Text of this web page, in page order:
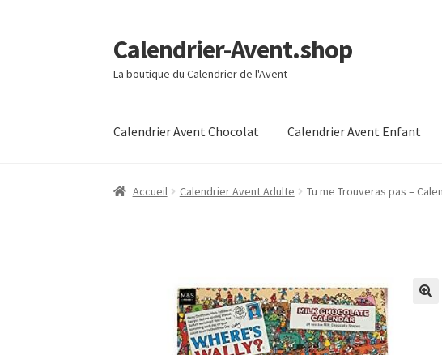
Aller
à
la
Aller
au
contenu
Calendrier-Avent.shop
La boutique du Calendrier de l'Avent
Calendrier Avent Chocolat Calendrier Avent Enfant
Accueil Boutique Mon compte Page d’exemple
Accueil Calendrier Avent Adulte Tu me Trouveras pas –